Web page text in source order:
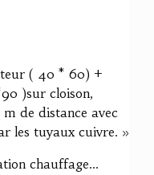
( 40 * 60) +
)sur cloison,
de distance avec
les tuyaux cuivre. »
chauffage...